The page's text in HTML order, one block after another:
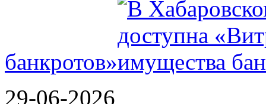
банкротов»
29-06-2026